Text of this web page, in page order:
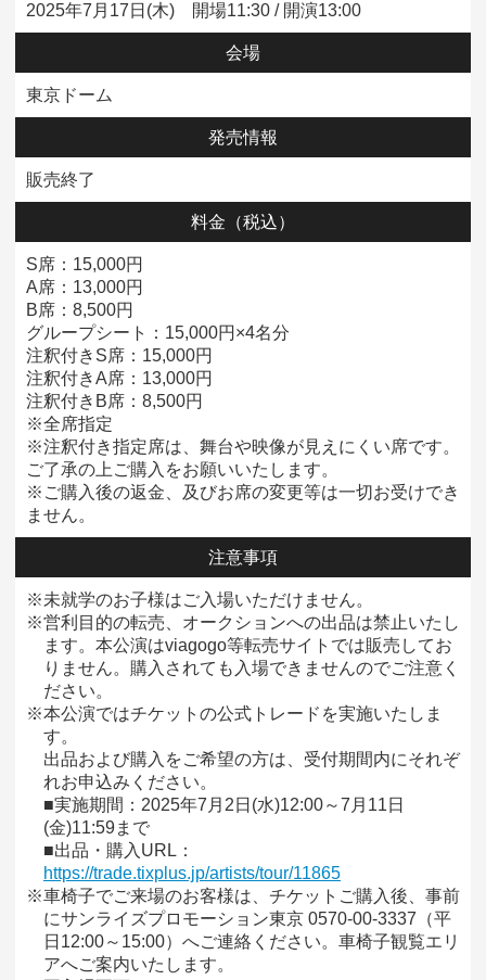
2025年7月17日(木) 開場11:30 / 開演13:00
会場
東京ドーム
発売情報
販売終了
料金 （税込）
S席：15,000円
A席：13,000円
B席：8,500円
グループシート：15,000円×4名分
注釈付きS席：15,000円
注釈付きA席：13,000円
注釈付きB席：8,500円
※全席指定
※注釈付き指定席は、舞台や映像が見えにくい席です。
ご了承の上ご購入をお願いいたします。
※ご購入後の返金、及びお席の変更等は一切お受けでき
ません。
注意事項
※未就学のお子様はご入場いただけません。
※営利目的の転売、オークションへの出品は禁止いたし
ます。本公演はviagogo等転売サイトでは販売してお
りません。購入されても入場できませんのでご注意く
ださい。
※本公演ではチケットの公式トレードを実施いたしま
す。
出品および購入をご希望の方は、受付期間内にそれぞ
れお申込みください。
■実施期間：2025年7月2日(水)12:00～7月11日
(金)11:59まで
■出品・購入URL：
https://trade.tixplus.jp/artists/tour/11865
※車椅子でご来場のお客様は、チケットご購入後、事前
にサンライズプロモーション東京 0570-00-3337（平
日12:00～15:00）へご連絡ください。車椅子観覧エリ
アへご案内いたします。